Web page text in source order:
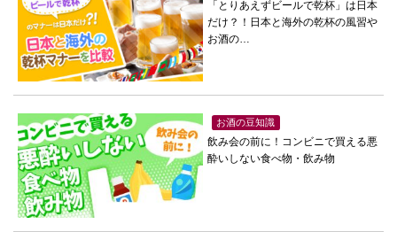
「とりあえずビールで乾杯」は日本
だけ？！日本と海外の乾杯の風習や
お酒の…
お酒の豆知識
飲み会の前に！コンビニで買える悪
酔いしない食べ物・飲み物